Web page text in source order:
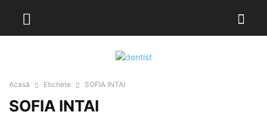
Acasă Etichete SOFIA INTAI
SOFIA INTAI